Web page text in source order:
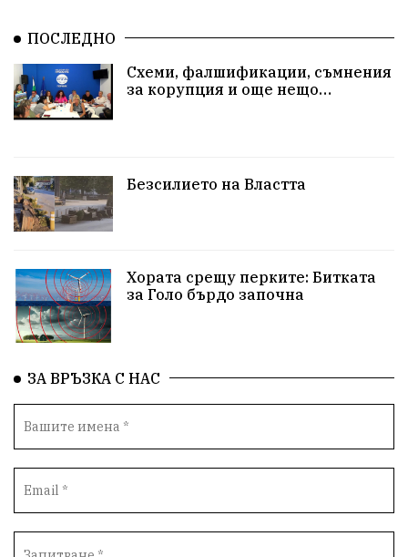
ПОСЛЕДНО
Схеми, фалшификации, съмнения
за корупция и още нещо…
Безсилието на Властта
Хората срещу перките: Битката
за Голо бърдо започна
ЗА ВРЪЗКА С НАС